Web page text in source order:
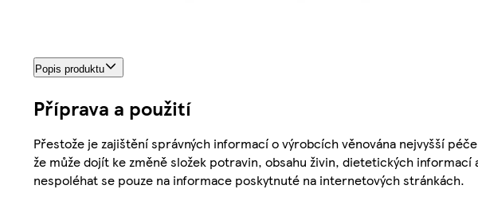
Popis produktu
Příprava a použití
Přestože je zajištění správných informací o výrobcích věnována nejvyšší
že může dojít ke změně složek potravin, obsahu živin, dietetických
nespoléhat se pouze na informace poskytnuté na internetových stránkách.